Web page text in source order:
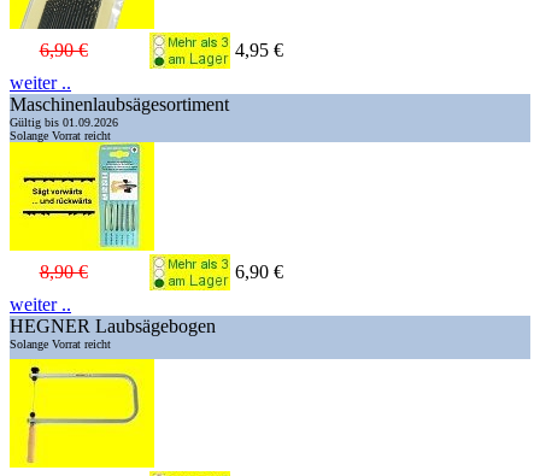
6,90 €
4,95 €
weiter ..
Maschinenlaubsägesortiment
Gültig bis 01.09.2026
Solange Vorrat reicht
8,90 €
6,90 €
weiter ..
HEGNER Laubsägebogen
Solange Vorrat reicht